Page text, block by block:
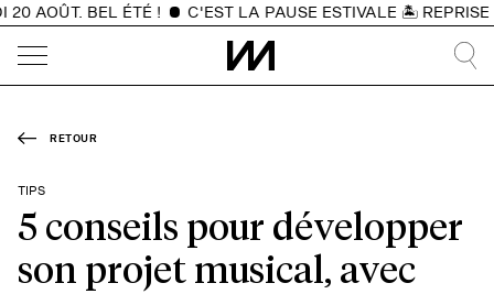
AOÛT. BEL ÉTÉ ! C'EST LA PAUSE ESTIVALE 🏝️ REPRISE
RETOUR
TIPS
5 conseils pour développer
son projet musical, avec